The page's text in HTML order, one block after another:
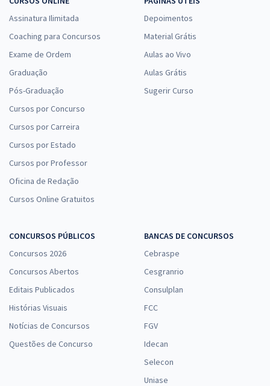
Assinatura Ilimitada
Coaching para Concursos
Exame de Ordem
Graduação
Pós-Graduação
Cursos por Concurso
Cursos por Carreira
Cursos por Estado
Cursos por Professor
Oficina de Redação
Cursos Online Gratuitos
Depoimentos
Material Grátis
Aulas ao Vivo
Aulas Grátis
Sugerir Curso
CONCURSOS PÚBLICOS
Concursos 2026
Concursos Abertos
Editais Publicados
Histórias Visuais
Notícias de Concursos
Questões de Concurso
BANCAS DE CONCURSOS
Cebraspe
Cesgranrio
Consulplan
FCC
FGV
Idecan
Selecon
Uniase